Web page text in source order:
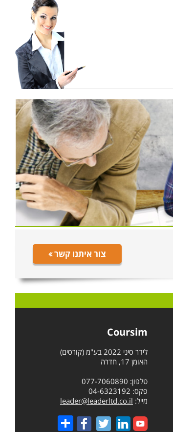
צור איתנו קשר
Coursim
לידר סיני 2022 בע"מ (קורסים)
האומן 17, חדרה
טלפון: 077-7060890
פקס: 04-6323192
מייל: leader@leaderltd.co.il
Share